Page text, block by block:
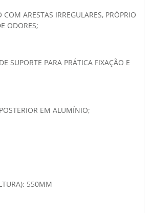
ARESTAS IRREGULARES, PRÓPRIO
ODORES;
SUPORTE PARA PRÁTICA FIXAÇÃO E
EM ALUMÍNIO;
550MM